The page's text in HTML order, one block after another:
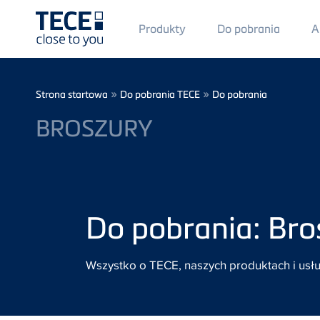
Main
Menü
1
Produkty Do pobrania
Breadcrumb
Strona startowa » Do pobrania TECE » Do pobrania
BROSZURY
Do pobrania:
Wszystko o TECE, naszych produktach i